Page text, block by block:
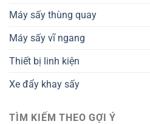
Máy sấy thùng quay
Máy sấy vĩ ngang
Thiết bị linh kiện
Xe đẩy khay sấy
TÌM KIẾM THEO GỢI Ý